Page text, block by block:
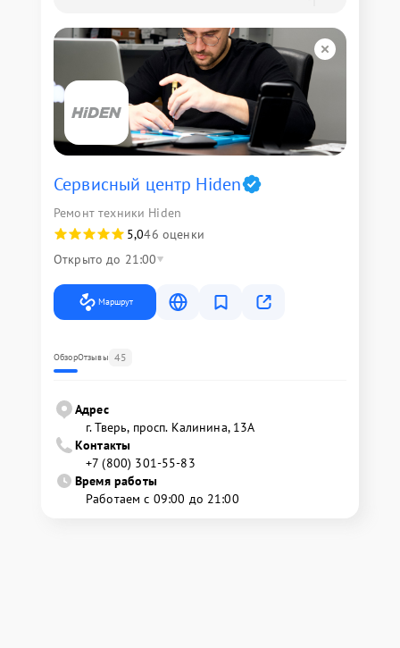
Сервисный центр Hiden
Ремонт техники Hiden
5,046 оценки
Открыто до 21:00
Маршрут
ОбзорОтзывы 45
Адрес
г. Тверь, просп. Калинина, 13А
Контакты
+7 (800) 301-55-83
Время работы
Работаем с 09:00 до 21:00